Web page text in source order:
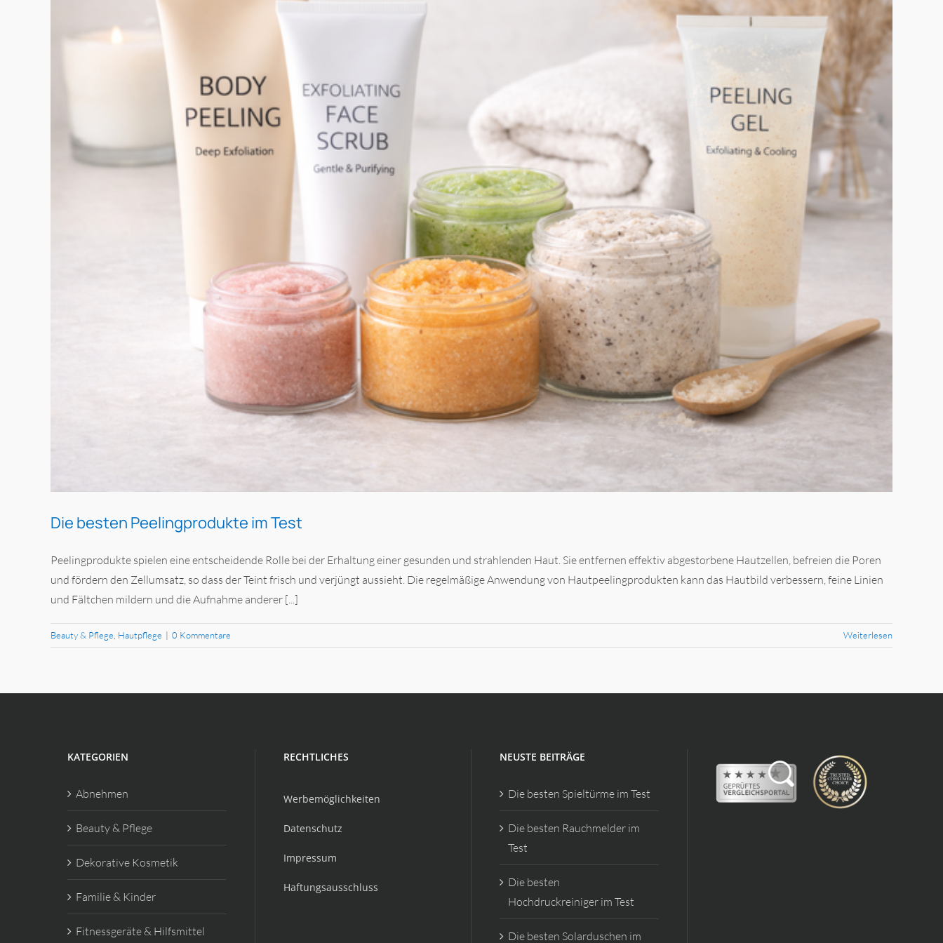
Die besten Peelingprodukte im Test
Peelingprodukte spielen eine entscheidende Rolle bei der Erhaltung einer gesunden und strahlenden Haut. Sie entfernen effektiv abgestorbene Hautzellen, befreien die Poren
und fördern den Zellumsatz, so dass der Teint frisch und verjüngt aussieht. Die regelmäßige Anwendung von Hautpeelingprodukten kann das Hautbild verbessern, feine Linien
und Fältchen mildern und die Aufnahme anderer [...]
Beauty & Pflege Hautpflege | 0 Kommentare Weiterlesen
KATEGORIEN
Abnehmen
Beauty & Pflege
Dekorative Kosmetik
Familie & Kinder
Fitnessgeräte & Hilfsmittel
RECHTLICHES
Werbemöglichkeiten
Datenschutz
Impressum
Haftungsausschluss
NEUSTE BEITRÄGE
Die besten Spieltürme im Test
Die besten Rauchmelder im
Test
Die besten
Hochdruckreiniger im Test
Die besten Solarduschen im